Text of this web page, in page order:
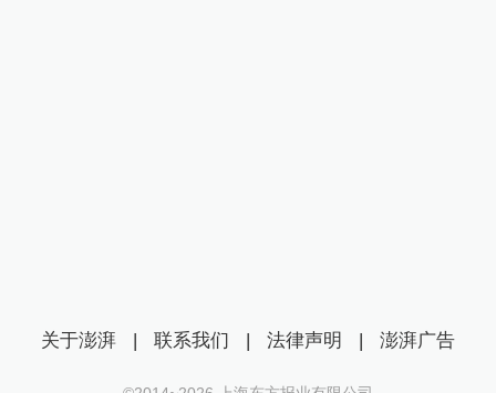
关于澎湃 | 联系我们 | 法律声明 | 澎湃广告